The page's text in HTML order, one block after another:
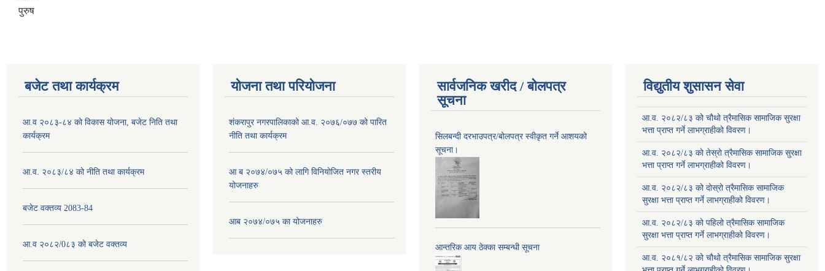
पुरुष
बजेट तथा कार्यक्रम
आ.व २०८३-८४ को विकास योजना, बजेट निति तथा
कार्यक्रम
आ.व. २०८३/८४ को नीति तथा कार्यक्रम
बजेट वक्तव्य 2083-84
आ.व २०८२/0८३ को बजेट वक्तव्य
योजना तथा परियोजना
शंकरापुर नगरपालिकाको आ.व. २०७६/०७७ को पारित
नीति तथा कार्यक्रम
आ ब २०७४/०७५ को लागि विनियोजित नगर स्तरीय
योजनाहरु
आब २०७४/०७५ का योजनाहरु
सार्वजनिक खरीद / बोलपत्र
सूचना
सिलबन्दी दरभाउपत्र/बोलपत्र स्वीकृत गर्ने आशयको
सूचना।
आन्तरिक आय ठेक्का सम्बन्धी सूचना
विद्युतीय शुसासन सेवा
आ.व. २०८२/८३ को चौथो त्रैमासिक सामाजिक सुरक्षा
भत्ता प्राप्त गर्ने लाभग्राहीको विवरण।
आ.व. २०८२/८३ को तेस्रो त्रैमासिक सामाजिक सुरक्षा
भत्ता प्राप्त गर्ने लाभग्राहीको विवरण।
आ.व. २०८२/८३ को दोस्रो त्रैमासिक सामाजिक
सुरक्षा भत्ता प्राप्त गर्ने लाभग्राहीको विवरण।
आ.व. २०८२/८३ को पहिलो त्रैमासिक सामाजिक
सुरक्षा भत्ता प्राप्त गर्ने लाभग्राहीको विवरण।
आ.व. २०८१/८२ को चौथो त्रैमासिक सामाजिक सुरक्षा